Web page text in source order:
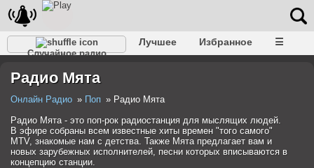
Случайное радио
Лучшее Избранное ☰
Радио Мята
Онлайн Радио Поп
Радио Мята
Радио Мята - это поп-рок радиостанция для мыслящих людей.
В эфире собраны всем известные хиты времен "того самого"
MTV, знакомые нам с детства. Также Мята предлагает вам и
новых зарубежных исполнителей, песни которых вписываются в
концепцию станции.